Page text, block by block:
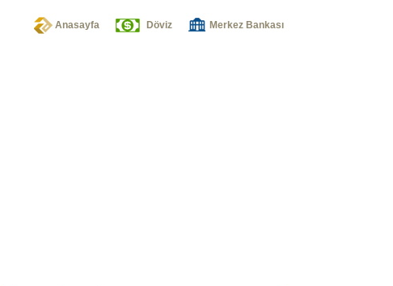
Anasayfa Döviz Merkez Bankası